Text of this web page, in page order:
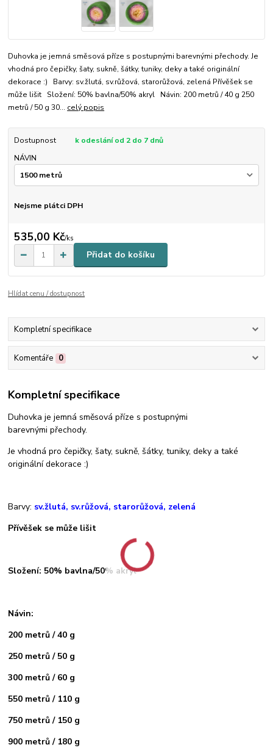
Duhovka je jemná směsová příze s postupnými barevnými přechody. Je
vhodná pro čepičky, šaty, sukně, šátky, tuniky, deky a také originální
dekorace :) Barvy: sv.žlutá, sv.růžová, starorůžová, zelená Přívěšek se
může lišit Složení: 50% bavlna/50% akryl Návin: 200 metrů / 40 g 250
metrů / 50 g 30... celý popis
Dostupnost
k odeslání od 2 do 7 dnů
NÁVIN
Nejsme plátci DPH
535,00 Kč/ks
Přidat do košíku
Hlídat cenu / dostupnost
Kompletní specifikace
Komentáře 0
Kompletní specifikace
Duhovka je jemná směsová příze s postupnými
barevnými přechody.
Je vhodná pro čepičky, šaty, sukně, šátky, tuniky, deky a také
originální dekorace :)
Barvy: sv.žlutá, sv.růžová, starorůžová, zelená
Přívěšek se může lišit
Složení: 50% bavlna/50% akryl
Návin:
200 metrů / 40 g
250 metrů / 50 g
300 metrů / 60 g
550 metrů / 110 g
750 metrů / 150 g
900 metrů / 180 g